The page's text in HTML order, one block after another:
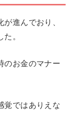
進んでおり、
。
のお金のマナー
覚ではありえな